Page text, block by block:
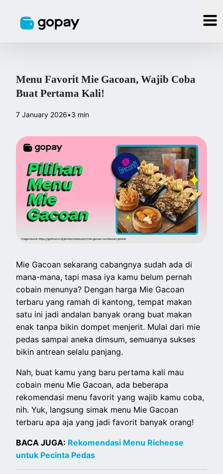
Menu Favorit Mie Gacoan, Wajib Coba
Buat Pertama Kali!
7 January 2026•3 min
Mie Gacoan sekarang cabangnya sudah ada di
mana-mana, tapi masa iya kamu belum pernah
cobain menunya? Dengan harga Mie Gacoan
terbaru yang ramah di kantong, tempat makan
satu ini jadi andalan banyak orang buat makan
enak tanpa bikin dompet menjerit. Mulai dari mie
pedas sampai aneka dimsum, semuanya sukses
bikin antrean selalu panjang.
Nah, buat kamu yang baru pertama kali mau
cobain menu Mie Gacoan, ada beberapa
rekomendasi menu favorit yang wajib kamu coba,
nih. Yuk, langsung simak menu Mie Gacoan
terbaru apa aja yang jadi favorit banyak orang!
BACA JUGA: Rekomendasi Menu Richeese
untuk Pecinta Pedas